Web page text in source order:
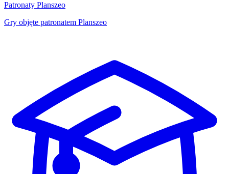
Patronaty Planszeo
Gry objęte patronatem Planszeo